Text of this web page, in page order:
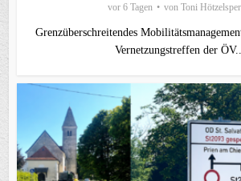
vor 6 Tagen von Toni
Grenzüberschreitendes
Vernetzungstreffen der